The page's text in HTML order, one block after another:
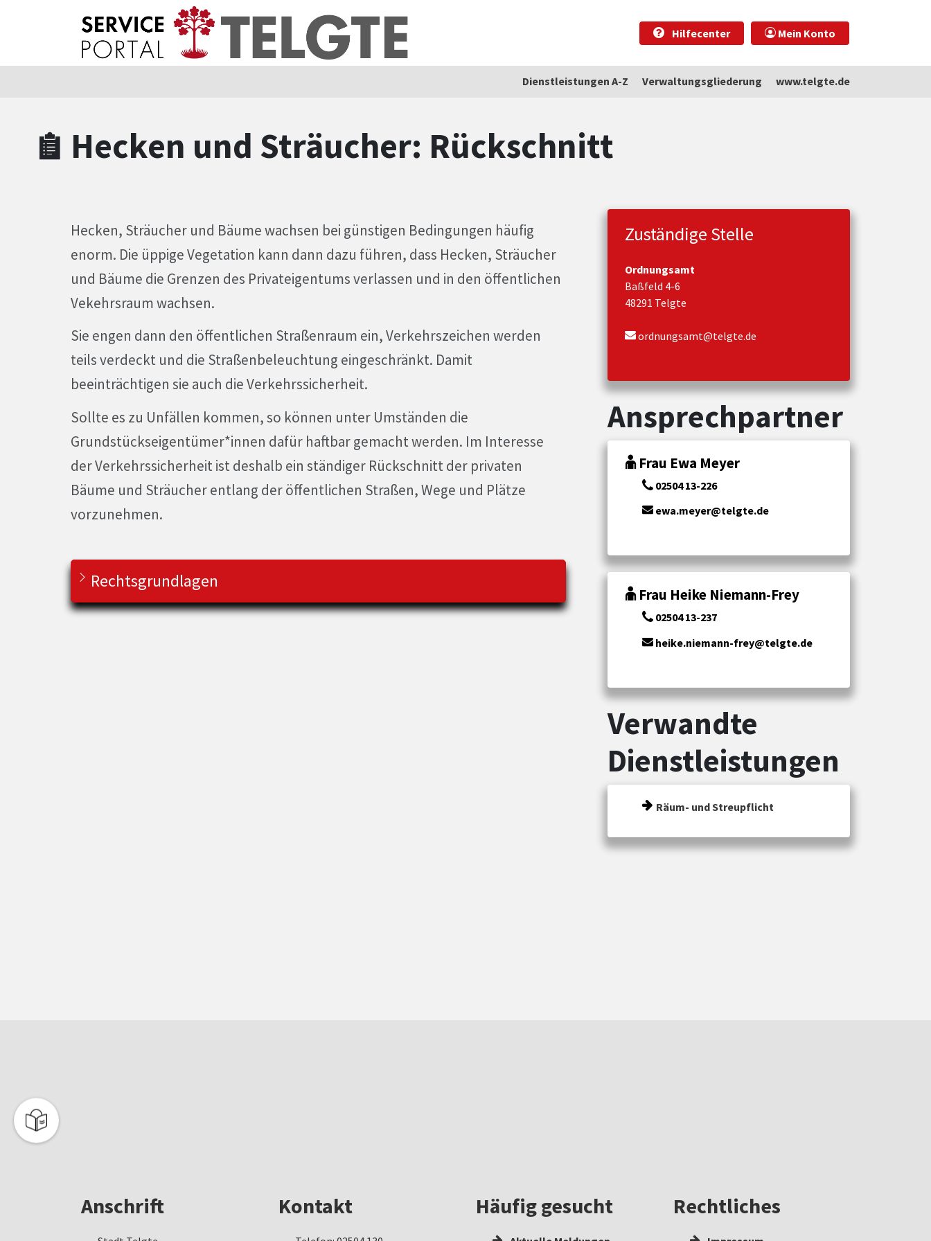
Zum Header
Zum Hauptinhalt
Zum Footer
Zum Hauptinhalt springen
Hilfecenter
Mein Konto
Dienstleistungen A-Z Verwaltungsgliederung www.telgte.de
Hecken und Sträucher: Rückschnitt
Hecken, Sträucher und Bäume wachsen bei günstigen Bedingungen häufig
enorm. Die üppige Vegetation kann dann dazu führen, dass Hecken, Sträucher
und Bäume die Grenzen des Privateigentums verlassen und in den öffentlichen
Vekehrsraum wachsen.
Sie engen dann den öffentlichen Straßenraum ein, Verkehrszeichen werden
teils verdeckt und die Straßenbeleuchtung eingeschränkt. Damit
beeinträchtigen sie auch die Verkehrssicherheit.
Sollte es zu Unfällen kommen, so können unter Umständen die
Grundstückseigentümer*innen dafür haftbar gemacht werden. Im Interesse
der Verkehrssicherheit ist deshalb ein ständiger Rückschnitt der privaten
Bäume und Sträucher entlang der öffentlichen Straßen, Wege und Plätze
vorzunehmen.
Rechtsgrundlagen
Zuständige Stelle
Ordnungsamt
Baßfeld 4-6
48291 Telgte
ordnungsamt@telgte.de
Ansprechpartner
Frau Ewa Meyer
02504 13-226
ewa.meyer@telgte.de
Frau Heike Niemann-Frey
02504 13-237
heike.niemann-frey@telgte.de
Verwandte
Dienstleistungen
Räum- und Streupflicht
Anschrift Kontakt Häufig gesucht Rechtliches